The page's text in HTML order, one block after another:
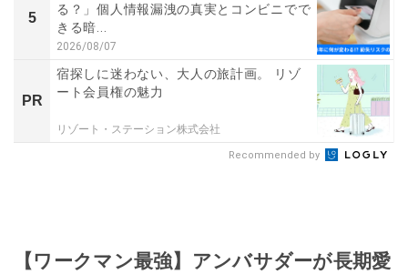
5
る？」個人情報漏洩の真実とコンビニでで
きる暗...
2026/08/07
PR
宿探しに迷わない、大人の旅計画。 リゾ
ート会員権の魅力
リゾート・ステーション株式会社
Recommended by
【ワークマン最強】アンバサダーが長期愛